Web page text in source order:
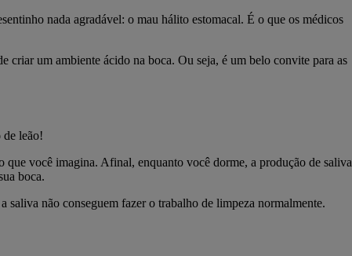
nada agradável: o mau hálito estomacal. É o que os médicos
criar um ambiente ácido na boca. Ou seja, é um belo convite para as
de leão!
você imagina. Afinal, enquanto você dorme, a produção de saliva
boca.
saliva não conseguem fazer o trabalho de limpeza normalmente.